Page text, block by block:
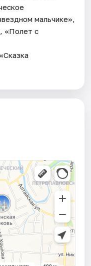
мальчике»,
«Полет с